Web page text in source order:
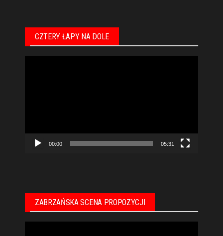
CZTERY ŁAPY NA DOLE
00:00 05:31
ZABRZAŃSKA SCENA PROPOZYCJI